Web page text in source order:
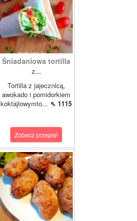
Śniadaniowa tortilla
z...
Tortilla z jajecznicą,
awokado i pomidorkiem
koktajlowymto... ⇖ 1115
Zobacz przepis!